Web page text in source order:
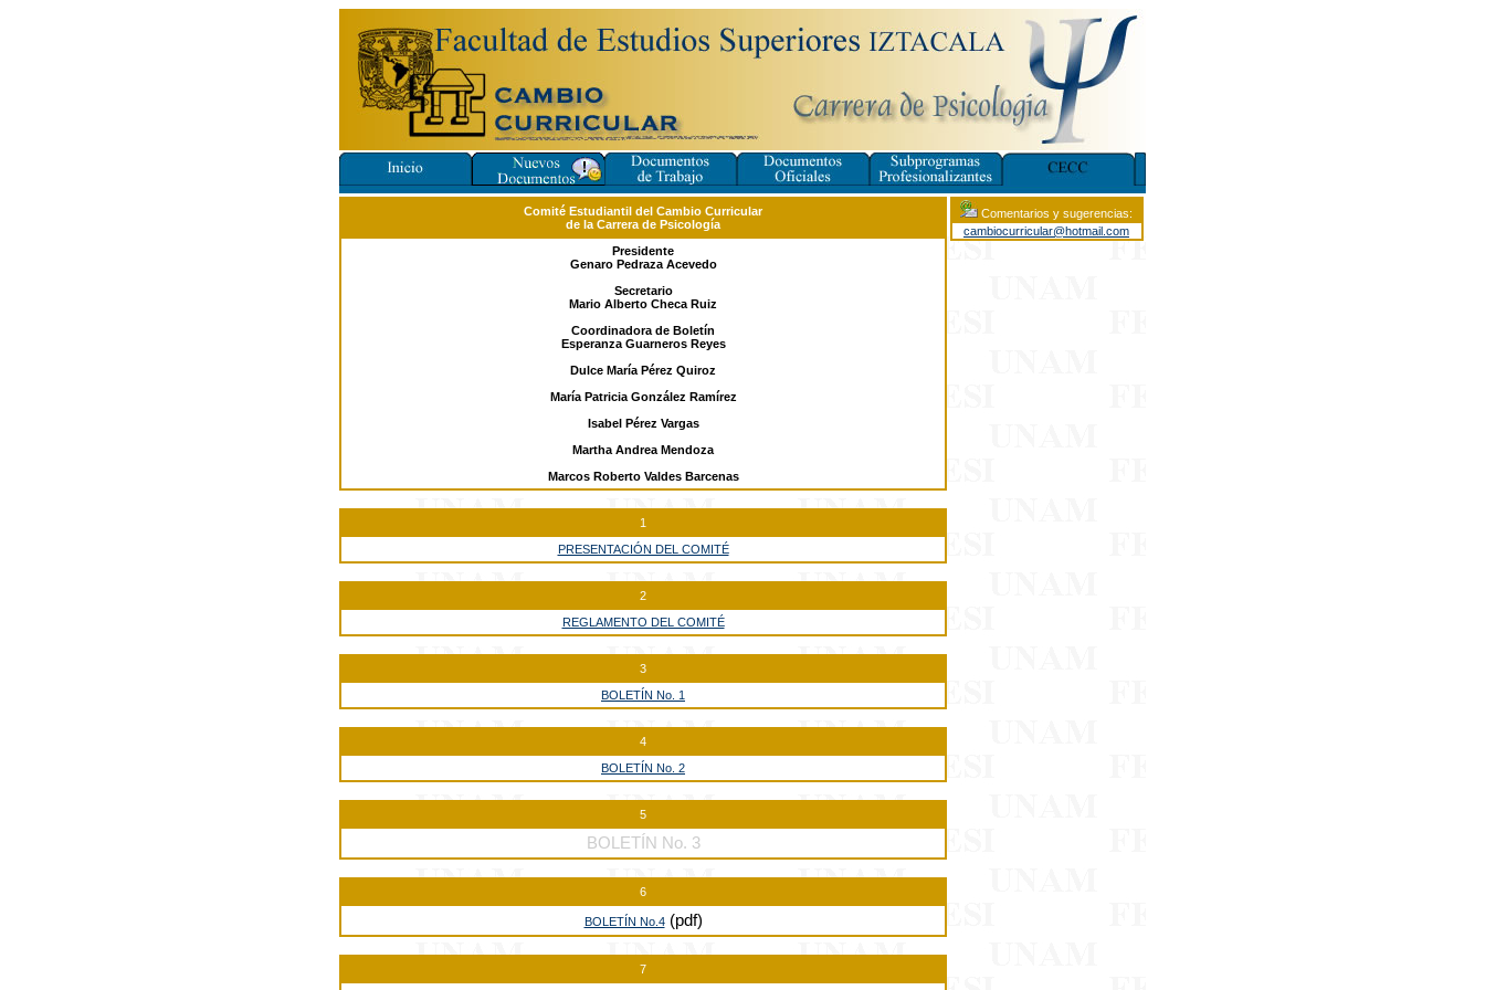
Comité Estudiantil del Cambio Curricular
de la Carrera de Psicología
Presidente
Genaro Pedraza Acevedo
Secretario
Mario Alberto Checa Ruiz
Coordinadora de Boletín
Esperanza Guarneros Reyes
Dulce María Pérez Quiroz
María Patricia González Ramírez
Isabel Pérez Vargas
Martha Andrea Mendoza
Marcos Roberto Valdes Barcenas
1
PRESENTACIÓN DEL COMITÉ
2
REGLAMENTO DEL COMITÉ
3
BOLETÍN No. 1
4
BOLETÍN No. 2
5
BOLETÍN No. 3
6
BOLETÍN No.4(pdf)
7
Comentarios y sugerencias:
cambiocurricular@hotmail.com